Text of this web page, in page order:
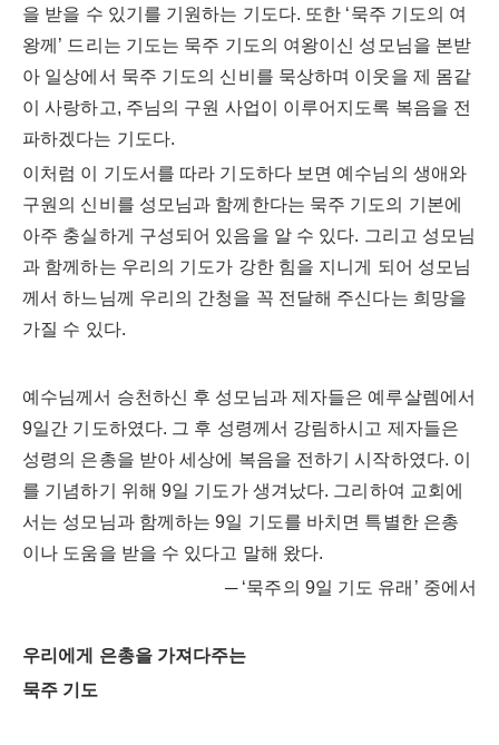
을 받을 수 있기를 기원하는 기도다. 또한 ‘묵주 기도의 여
왕께’ 드리는 기도는 묵주 기도의 여왕이신 성모님을 본받
아 일상에서 묵주 기도의 신비를 묵상하며 이웃을 제 몸같
이 사랑하고, 주님의 구원 사업이 이루어지도록 복음을 전
파하겠다는 기도다.
이처럼 이 기도서를 따라 기도하다 보면 예수님의 생애와
구원의 신비를 성모님과 함께한다는 묵주 기도의 기본에
아주 충실하게 구성되어 있음을 알 수 있다. 그리고 성모님
과 함께하는 우리의 기도가 강한 힘을 지니게 되어 성모님
께서 하느님께 우리의 간청을 꼭 전달해 주신다는 희망을
가질 수 있다.
예수님께서 승천하신 후 성모님과 제자들은 예루살렘에서
9일간 기도하였다. 그 후 성령께서 강림하시고 제자들은
성령의 은총을 받아 세상에 복음을 전하기 시작하였다. 이
를 기념하기 위해 9일 기도가 생겨났다. 그리하여 교회에
서는 성모님과 함께하는 9일 기도를 바치면 특별한 은총
이나 도움을 받을 수 있다고 말해 왔다.
─ ‘묵주의 9일 기도 유래’ 중에서
우리에게 은총을 가져다주는
묵주 기도